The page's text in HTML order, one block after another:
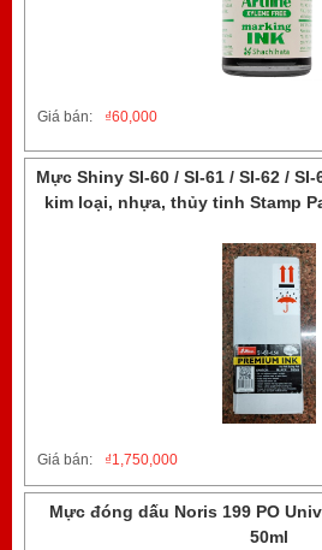
Giá bán: 60,000
₫
Mực Shiny SI-60 / SI-61 / SI-62 /
kim loại, nhựa, thủy tinh Stamp
Giá bán: 1,750,000
₫
Mực đóng dấu Noris 199 PO
50ml